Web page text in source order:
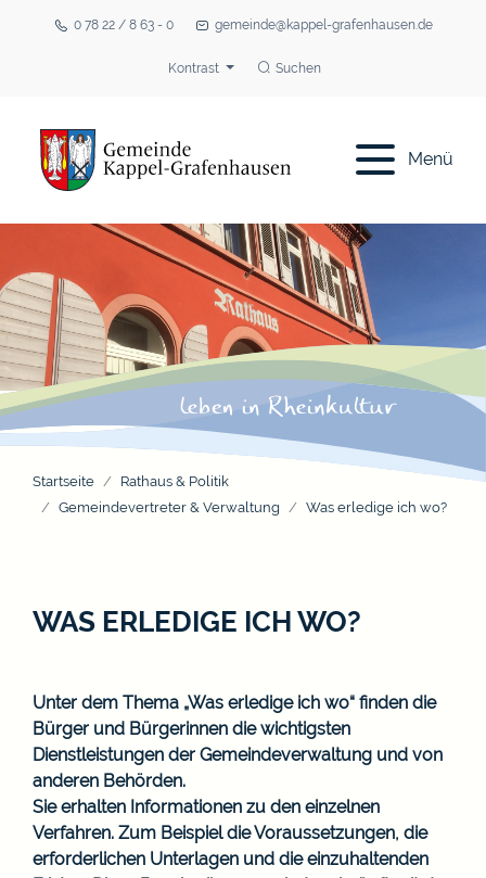
0 78 22 / 8 63 - 0 gemeinde@kappel-grafenhausen.de
Kontrast Suchen
Menü
Startseite
Rathaus & Politik
Gemeindevertreter & Verwaltung
Was erledige ich wo?
WAS ERLEDIGE ICH WO?
Unter dem Thema „Was erledige ich wo“ finden die
Bürger und Bürgerinnen die wichtigsten
Dienstleistungen der Gemeindeverwaltung und von
anderen Behörden.
Sie erhalten Informationen zu den einzelnen
Verfahren. Zum Beispiel die Voraussetzungen, die
erforderlichen Unterlagen und die einzuhaltenden